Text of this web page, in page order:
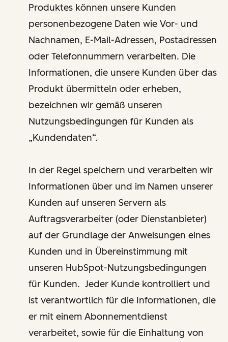
Produktes können unsere Kunden
personenbezogene Daten wie Vor- und
Nachnamen, E-Mail-Adressen, Postadressen
oder Telefonnummern verarbeiten. Die
Informationen, die unsere Kunden über das
Produkt übermitteln oder erheben,
bezeichnen wir gemäß unseren
Nutzungsbedingungen für Kunden als
„Kundendaten“.
In der Regel speichern und verarbeiten wir
Informationen über und im Namen unserer
Kunden auf unseren Servern als
Auftragsverarbeiter (oder Dienstanbieter)
auf der Grundlage der Anweisungen eines
Kunden und in Übereinstimmung mit
unseren HubSpot-Nutzungsbedingungen
für Kunden. Jeder Kunde kontrolliert und
ist verantwortlich für die Informationen, die
er mit einem Abonnementdienst
verarbeitet, sowie für die Einhaltung von